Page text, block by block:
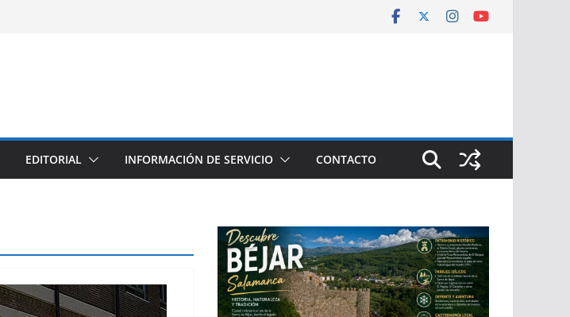
EDITORIAL INFORMACIÓN DE SERVICIO CONTACTO